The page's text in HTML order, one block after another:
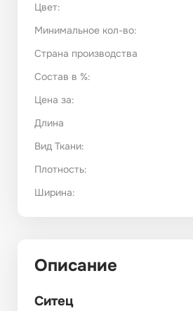
Цвет:
Минимальное кол-во:
Страна производства
Состав в %:
Цена за:
Длина
Вид Ткани:
Плотность:
Ширина:
Описание
Ситец